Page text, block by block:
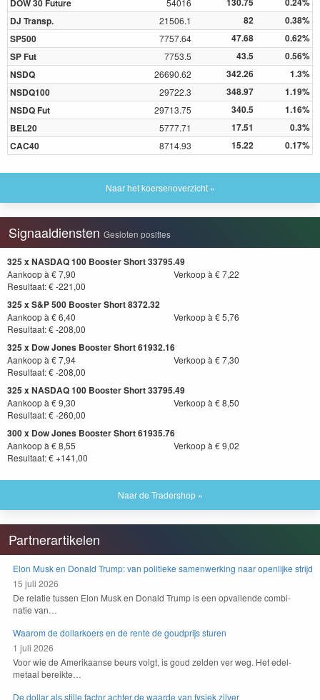
DJ Transp.
21506.1 82
0.38%
SP500
7757.64 47.68
0.62%
SP Fut
7753.5 43.5
0.56%
NSDQ
26690.62 342.26
1.3%
NSDQ100
29722.3 348.97
1.19%
NSDQ Fut
29713.75 340.5
1.16%
BEL20
5777.71 17.51
0.3%
CAC40
8714.93 15.22 0.17%
Naar het koersenoverzicht »
Signaaldiensten Gesloten posities
325 x NASDAQ 100 Booster Short 33795.49
Aankoop à € 7,90
Verkoop à € 7,22
Resultaat: € -221,00
325 x S&P 500 Booster Short 8372.32
Aankoop à € 6,40
Verkoop à € 5,76
Resultaat: € -208,00
325 x Dow Jones Booster Short 61932.16
Aankoop à € 7,94
Verkoop à € 7,30
Resultaat: € -208,00
325 x NASDAQ 100 Booster Short 33795.49
Aankoop à € 9,30
Verkoop à € 8,50
Resultaat: € -260,00
300 x Dow Jones Booster Short 61935.76
Aankoop à € 8,55
Verkoop à € 9,02
Resultaat: € +141,00
Naar de Tradershop »
Partnerartikelen
Elon Musk en Donald Trump: van politieke samenwerking naar openlijke strijd
15 juli 2026
De relatie tussen Elon Musk en Don­ald Trump is een opval­lende com­bi­
natie van…
Waarom de dollarkoers en de rente de goudprijs sturen
1 juli 2026
Voor wie de Amerikaanse beurs vol­gt, is goud zelden ver weg. Het edel­
metaal bereikte…
De dollar als stille factor achter de waarde van fysiek zilver